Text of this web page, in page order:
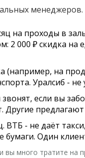
на проходы в
2 000 ₽ скидка
(например, на
Уралсиб -
если вы
предлагают
ВТБ - не даёт
Один
много тратите на